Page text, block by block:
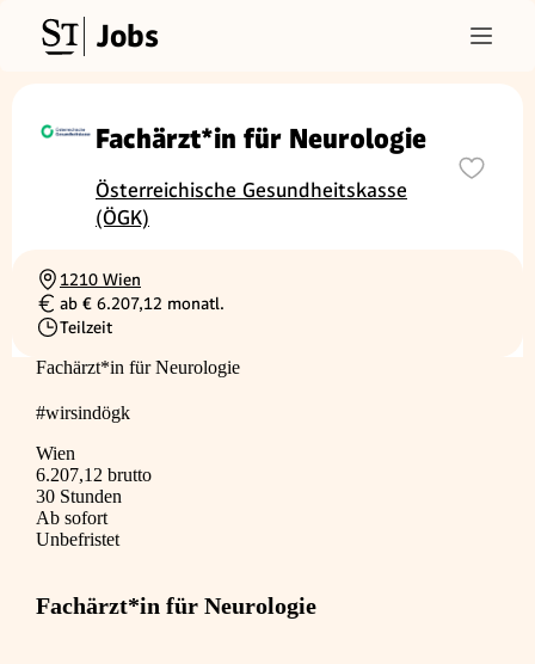
Jobs
Fachärzt*in für Neurologie
Österreichische Gesundheitskasse
(ÖGK)
Ortschaft
1210 Wien
Gehalt
ab € 6.207,12 monatl.
Beschäftigungsart
Teilzeit
Fachärzt*in für Neurologie
#wirsindögk
Wien
6.207,12 brutto
30 Stunden
Ab sofort
Unbefristet
Fachärzt*in für Neurologie